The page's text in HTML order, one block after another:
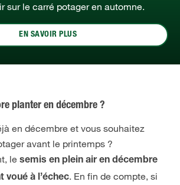
sur le carré potager en automne.
EN SAVOIR PLUS
planter en décembre ?
en décembre et vous souhaitez
avant le printemps ?
le semis en plein air en décembre
voué à l’échec. En fin de compte, si